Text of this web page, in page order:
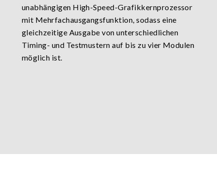
unabhängigen High-Speed-Grafikkernprozessor
mit Mehrfachausgangsfunktion, sodass eine
gleichzeitige Ausgabe von unterschiedlichen
Timing- und Testmustern auf bis zu vier Modulen
möglich ist.